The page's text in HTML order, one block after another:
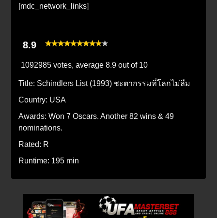
[mdc_network_links]
8.9
1092985 votes, average 8.9 out of 10
Title: Schindlers List (1993) ชะตากรรมที่โลกไม่ลืม
Country: USA
Awards: Won 7 Oscars. Another 82 wins & 49
nominations.
Rated: R
Runtime: 195 min